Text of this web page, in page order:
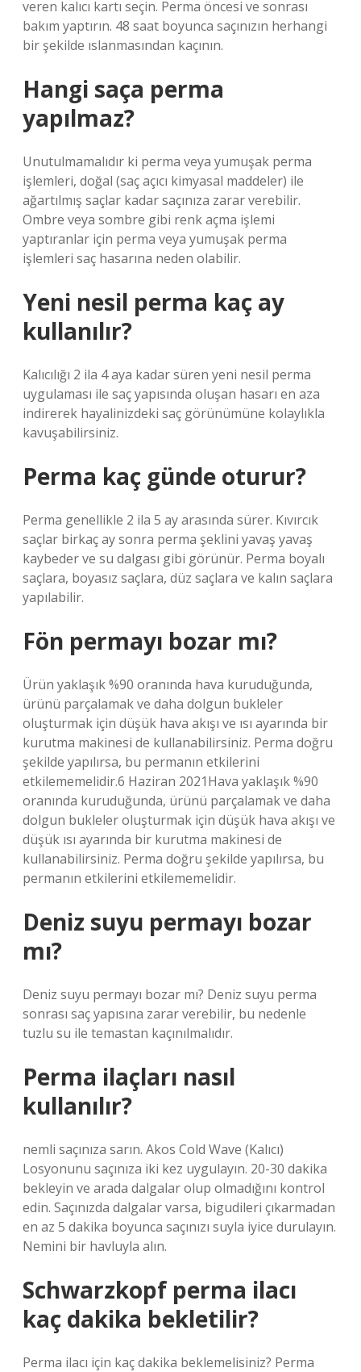
veren kalıcı kartı seçin. Perma öncesi ve sonrası
bakım yaptırın. 48 saat boyunca saçınızın herhangi
bir şekilde ıslanmasından kaçının.
Hangi saça perma
yapılmaz?
Unutulmamalıdır ki perma veya yumuşak perma
işlemleri, doğal (saç açıcı kimyasal maddeler) ile
ağartılmış saçlar kadar saçınıza zarar verebilir.
Ombre veya sombre gibi renk açma işlemi
yaptıranlar için perma veya yumuşak perma
işlemleri saç hasarına neden olabilir.
Yeni nesil perma kaç ay
kullanılır?
Kalıcılığı 2 ila 4 aya kadar süren yeni nesil perma
uygulaması ile saç yapısında oluşan hasarı en aza
indirerek hayalinizdeki saç görünümüne kolaylıkla
kavuşabilirsiniz.
Perma kaç günde oturur?
Perma genellikle 2 ila 5 ay arasında sürer. Kıvırcık
saçlar birkaç ay sonra perma şeklini yavaş yavaş
kaybeder ve su dalgası gibi görünür. Perma boyalı
saçlara, boyasız saçlara, düz saçlara ve kalın saçlara
yapılabilir.
Fön permayı bozar mı?
Ürün yaklaşık %90 oranında hava kuruduğunda,
ürünü parçalamak ve daha dolgun bukleler
oluşturmak için düşük hava akışı ve ısı ayarında bir
kurutma makinesi de kullanabilirsiniz. Perma doğru
şekilde yapılırsa, bu permanın etkilerini
etkilememelidir.6 Haziran 2021Hava yaklaşık %90
oranında kuruduğunda, ürünü parçalamak ve daha
dolgun bukleler oluşturmak için düşük hava akışı ve
düşük ısı ayarında bir kurutma makinesi de
kullanabilirsiniz. Perma doğru şekilde yapılırsa, bu
permanın etkilerini etkilememelidir.
Deniz suyu permayı bozar
mı?
Deniz suyu permayı bozar mı? Deniz suyu perma
sonrası saç yapısına zarar verebilir, bu nedenle
tuzlu su ile temastan kaçınılmalıdır.
Perma ilaçları nasıl
kullanılır?
nemli saçınıza sarın. Akos Cold Wave (Kalıcı)
Losyonunu saçınıza iki kez uygulayın. 20-30 dakika
bekleyin ve arada dalgalar olup olmadığını kontrol
edin. Saçınızda dalgalar varsa, bigudileri çıkarmadan
en az 5 dakika boyunca saçınızı suyla iyice durulayın.
Nemini bir havluyla alın.
Schwarzkopf perma ilacı
kaç dakika bekletilir?
Perma ilacı için kaç dakika beklemelisiniz? Perma